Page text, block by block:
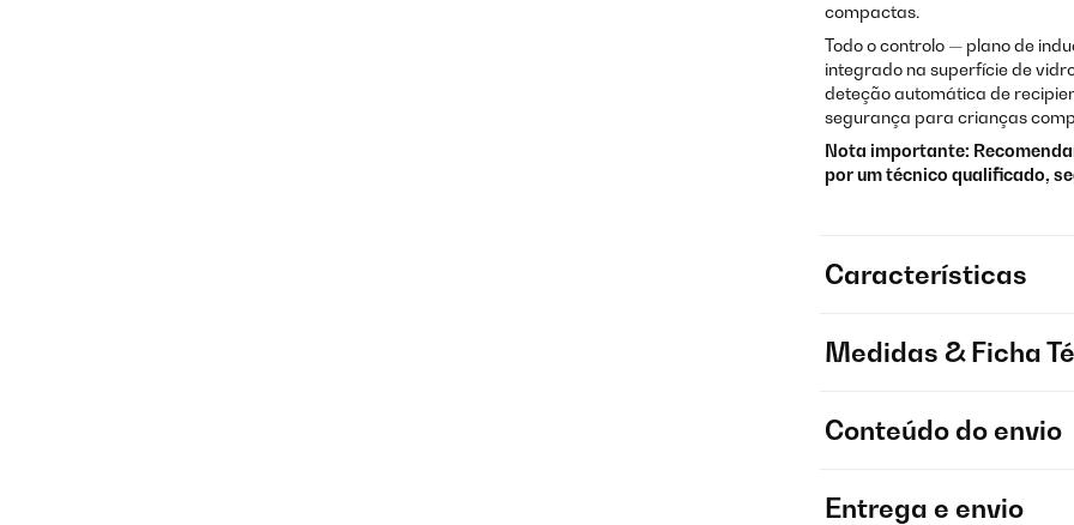
compactas.
Todo o controlo — plano de
integrado na superfície de
deteção automática de
segurança para crianças
Nota importante:
por um técnico qualificado,
Características
Medidas & Ficha
Conteúdo do envio
Entrega e envio